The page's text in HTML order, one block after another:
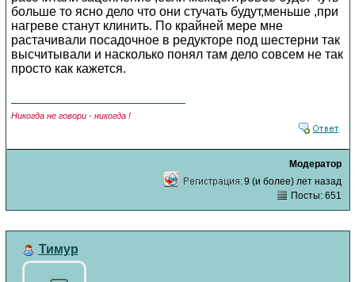
больше то ясно дело что они стучать будут,меньше ,при
нагреве станут клинить. По крайней мере мне
растачивали посадочное в редукторе под шестерни так
высчитывали и насколько понял там дело совсем не так
просто как кажется.
Никогда не говори - никогда !
Модератор
9 (и более) лет назад
Посты: 651
Тимур